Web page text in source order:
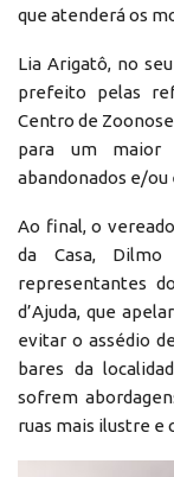
que atenderá os
Lia Arigatô, no
prefeito pelas
Centro de
para um maior
abandonados e/ou
Ao final, o
da Casa,
representantes
d’Ajuda, que
evitar o assédio
bares da
sofrem
ruas mais ilustre e